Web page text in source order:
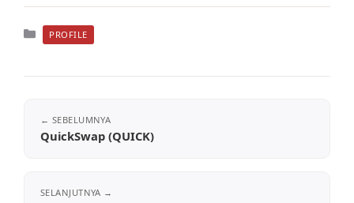
Kategori
PROFILE
QuickSwap (QUICK)